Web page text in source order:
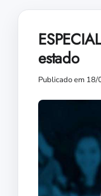
estado
Publicado em